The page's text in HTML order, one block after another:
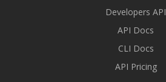
Developers API
API Docs
CLI Docs
API Pricing